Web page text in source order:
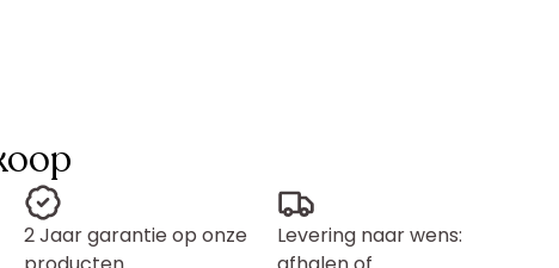
2 Jaar garantie op onze
Levering naar wens: